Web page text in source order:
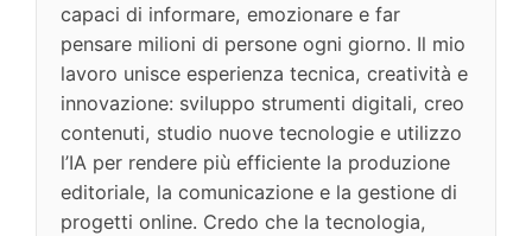
capaci di informare, emozionare e far
pensare milioni di persone ogni giorno. Il mio
lavoro unisce esperienza tecnica, creatività e
innovazione: sviluppo strumenti digitali, creo
contenuti, studio nuove tecnologie e utilizzo
l’IA per rendere più efficiente la produzione
editoriale, la comunicazione e la gestione di
progetti online. Credo che la tecnologia,